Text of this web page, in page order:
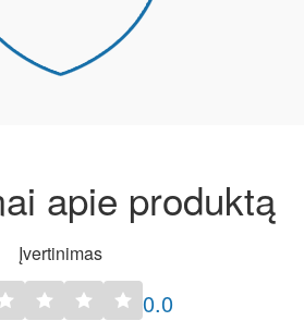
apie produktą
Įvertinimas
0.0